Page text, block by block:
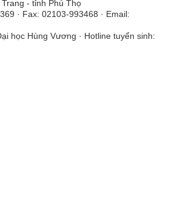
- tỉnh Phú Thọ
· Fax: 02103-993468 · Email:
học Hùng Vương · Hotline tuyển sinh: